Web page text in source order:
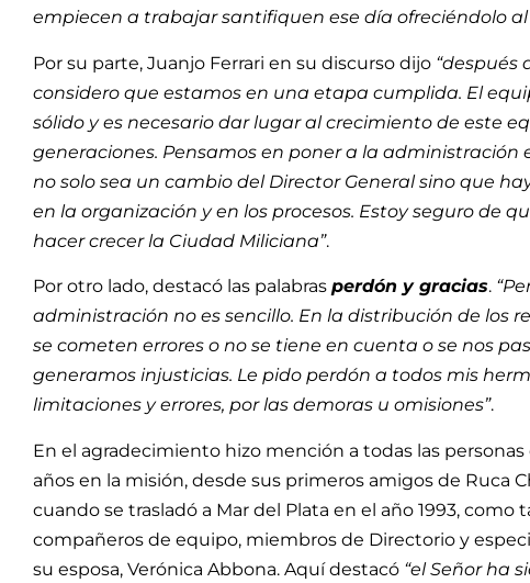
empiecen a trabajar santifiquen ese día ofreciéndolo al
Por su parte, Juanjo Ferrari en su discurso dijo “después
considero que estamos en una etapa cumplida. El
sólido y es necesario dar lugar al crecimiento de este
generaciones. Pensamos en poner a la administración
no solo sea un cambio del Director General sino que
en la organización y en los procesos. Estoy seguro de
hacer crecer la Ciudad Miliciana”.
Por otro lado, destacó las palabras perdón y gracias.
administración no es sencillo. En la distribución de los
se cometen errores o no se tiene en cuenta o se nos
generamos injusticias. Le pido perdón a todos mis
limitaciones y errores, por las demoras u omisiones”.
En el agradecimiento hizo mención a todas las
años en la misión, desde sus primeros amigos de Ruca
cuando se trasladó a Mar del Plata en el año 1993, como
compañeros de equipo, miembros de Directorio y
su esposa, Verónica Abbona. Aquí destacó “el Señor ha